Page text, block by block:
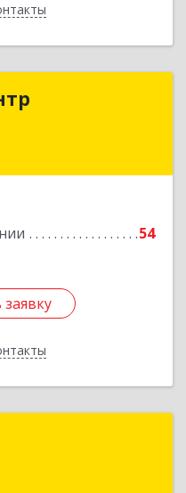
54
Центр
Белореченский р-